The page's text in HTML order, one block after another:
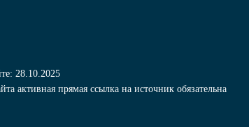
28.10.2025
активная прямая ссылка на источник обязательна